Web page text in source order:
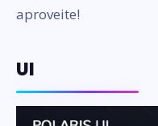
aproveite!
UI